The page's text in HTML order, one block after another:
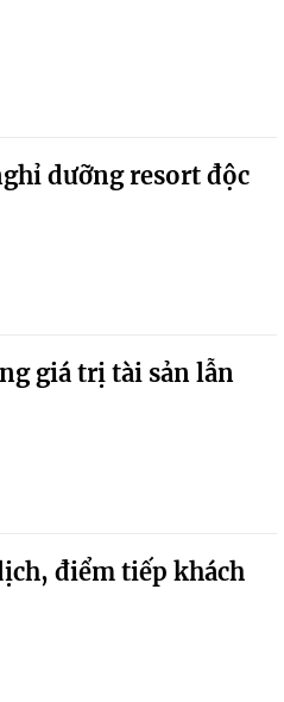
dưỡng resort độc
giá trị tài sản lẫn
điểm tiếp khách